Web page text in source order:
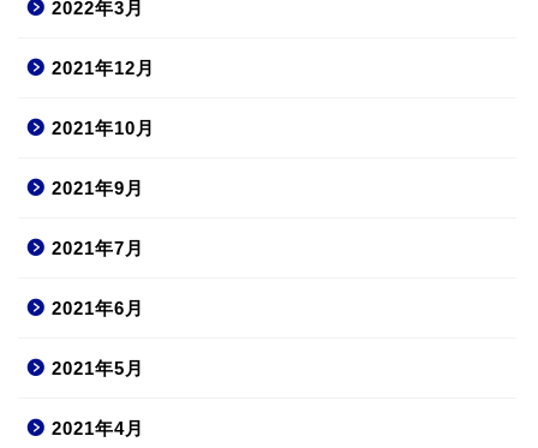
2022年3月
2021年12月
2021年10月
2021年9月
2021年7月
2021年6月
2021年5月
2021年4月